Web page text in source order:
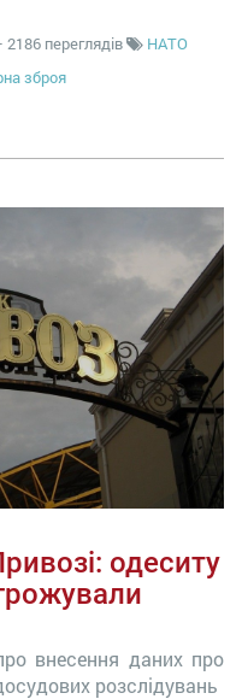
2186 переглядів
НАТО
зброя
одеситу
внесення даних про
розслідувань